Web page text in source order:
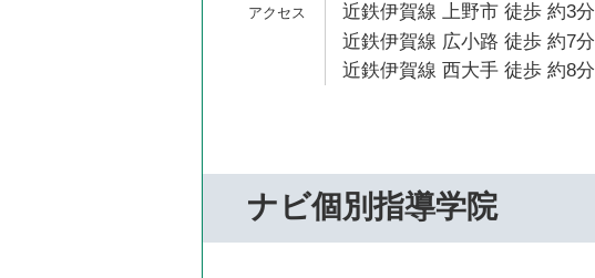
近鉄伊賀線 上野市 徒歩 約3分
近鉄伊賀線 広小路 徒歩 約7分
近鉄伊賀線 西大手 徒歩 約8分
ナビ個別指導学院